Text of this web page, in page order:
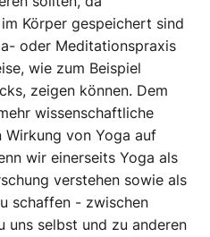
Körper gespeichert sind
oder Meditationspraxis
wie zum Beispiel
zeigen können. Dem
wissenschaftliche
Wirkung von Yoga auf
wir einerseits Yoga als
verstehen sowie als
schaffen - zwischen
uns selbst und zu anderen